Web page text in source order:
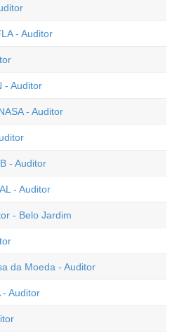
- Auditor
- Auditor
- Auditor
- Auditor
- Auditor
- Belo Jardim
da Moeda - Auditor
- Auditor